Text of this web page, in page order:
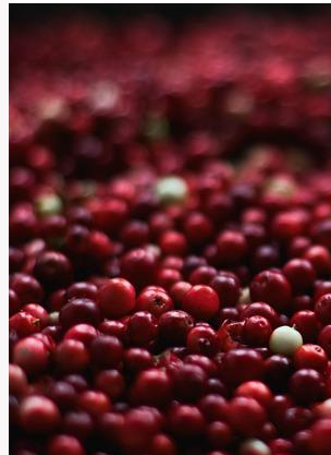
Význam
Slova
Pro
Hladit
nebo
Mazlit